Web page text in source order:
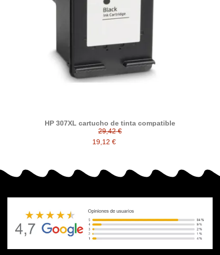
HP 307XL cartucho de tinta compatible
29,42 €
19,12 €